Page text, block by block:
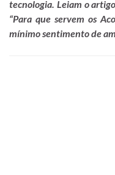
tecnologia. Leiam o
“Para que servem os
mínimo sentimento de